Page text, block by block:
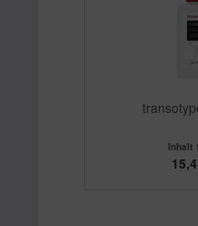
Inhalt